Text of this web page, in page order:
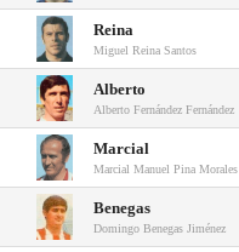
Reina
Miguel Reina Santos
Alberto
Alberto Fernández Fernández
Marcial
Marcial Manuel Pina Morales
Benegas
Domingo Benegas Jiménez